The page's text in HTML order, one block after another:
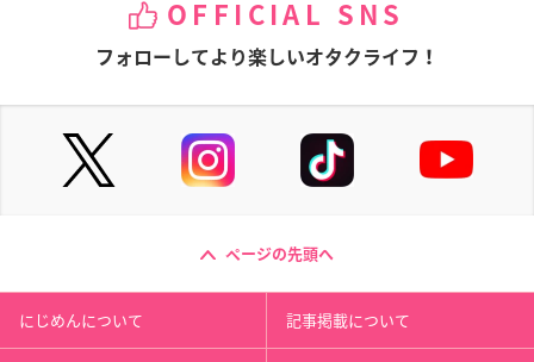
OFFICIAL SNS
フォローしてより楽しいオタクライフ！
ページの先頭へ
にじめんについて 記事掲載について